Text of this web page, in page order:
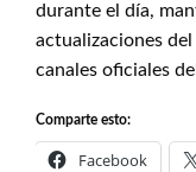
durante el día,
actualizaciones
canales oficiales
Comparte esto:
Facebook